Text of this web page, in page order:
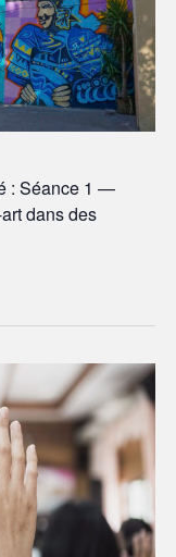
: Séance 1 —
dans des